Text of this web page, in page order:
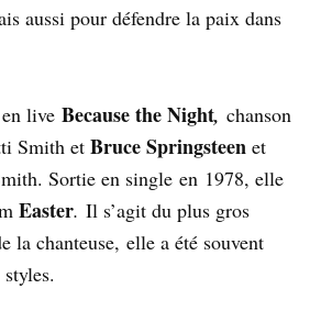
aussi pour défendre la paix dans
live Because the Night, chanson
Smith et Bruce Springsteen et
Sortie en single en 1978, elle
Easter. Il s’agit du plus gros
la chanteuse, elle a été souvent